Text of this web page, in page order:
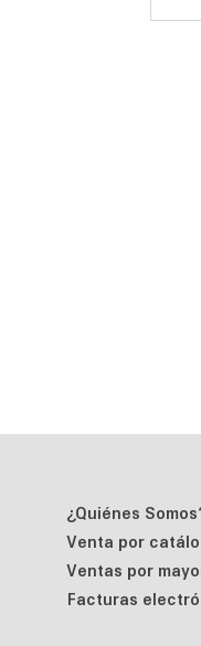
¿Quiénes
Venta por
Ventas por
Facturas